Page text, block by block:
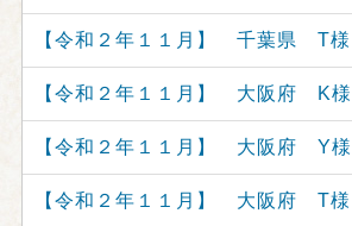
【令和２年１１月】 千葉県 T様
【令和２年１１月】 大阪府 K様
【令和２年１１月】 大阪府 Y様
【令和２年１１月】 大阪府 T様